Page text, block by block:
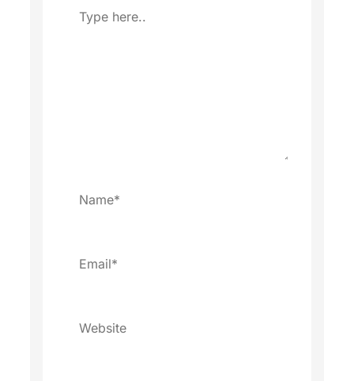
Type
here..
Name*
Email*
Website